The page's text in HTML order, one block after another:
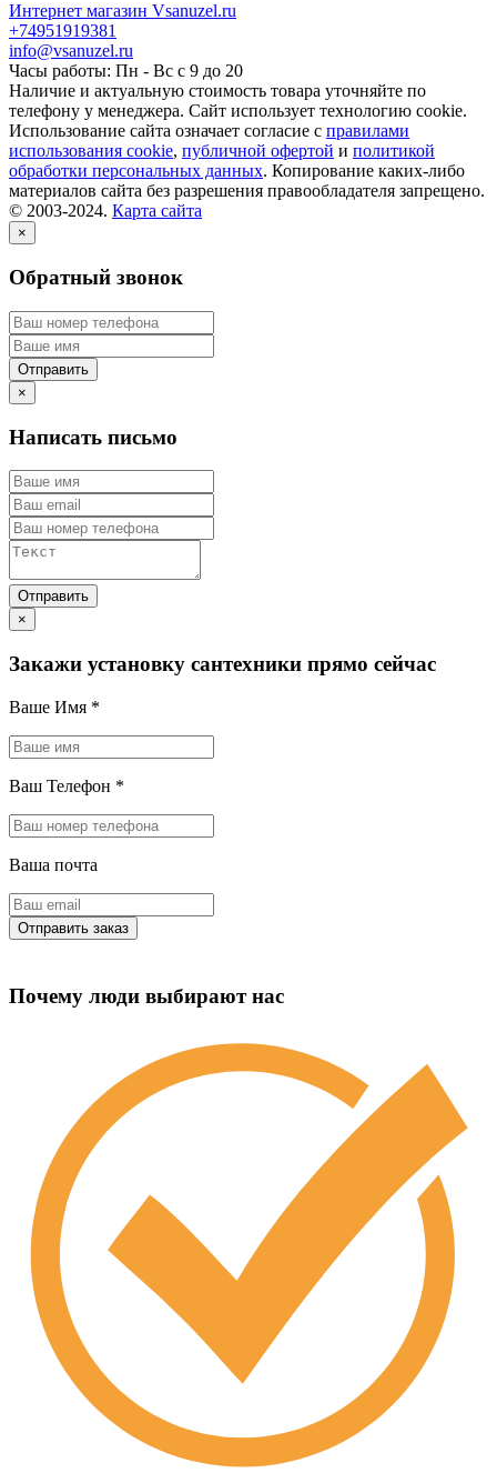
Интернет магазин Vsanuzel.ru
+74951919381
info@vsanuzel.ru
Часы работы: Пн - Вс с 9 до 20
Наличие и актуальную стоимость товара уточняйте по
телефону у менеджера. Сайт использует технологию cookie.
Использование сайта означает согласие с правилами
использования cookie, публичной офертой и политикой
обработки персональных данных. Копирование каких-либо
материалов сайта без разрешения правообладателя запрещено.
© 2003-2024. Карта сайта
×
Обратный звонок
×
Написать письмо
×
Закажи установку сантехники прямо сейчас
Ваше Имя *
Ваш Телефон *
Ваша почта
Почему люди выбирают нас